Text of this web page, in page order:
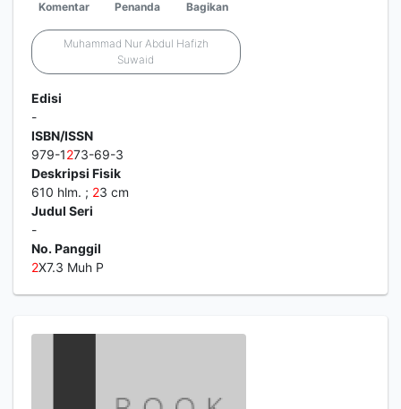
Komentar Penanda Bagikan
Muhammad Nur Abdul Hafizh
Suwaid
Edisi
-
ISBN/ISSN
979-1273-69-3
Deskripsi Fisik
610 hlm. ; 23 cm
Judul Seri
-
No. Panggil
2X7.3 Muh P